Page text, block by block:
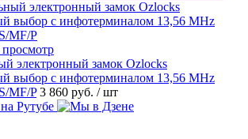
электронный замок Ozlocks
выбор с инфотерминалом 13,56 MHz
MF/P 3 860 руб. / шт